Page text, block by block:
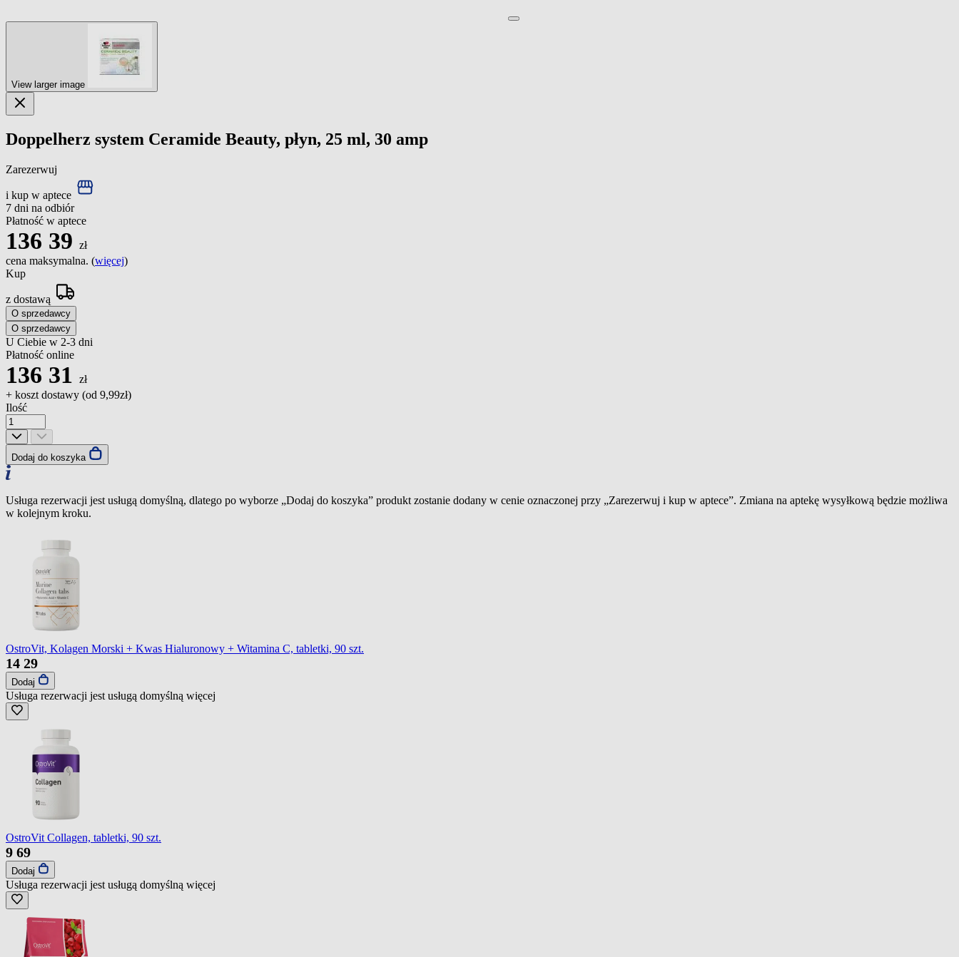
View larger image
Doppelherz system Ceramide Beauty, płyn, 25 ml, 30 amp
Zarezerwuj
i kup w aptece
7 dni na odbiór
Płatność w aptece
136 39 zł
cena maksymalna. (więcej)
Kup
z dostawą
O sprzedawcy
O sprzedawcy
U Ciebie w 2-3 dni
Płatność online
136 31
zł
+ koszt dostawy (od 9,99zł)
Ilość
Dodaj do koszyka
Usługa rezerwacji jest usługą domyślną, dlatego po wyborze „Dodaj do koszyka” produkt zostanie dodany w cenie oznaczonej przy „Zarezerwuj i kup w aptece”. Zmiana na aptekę wysyłkową będzie możliwa
w kolejnym kroku.
OstroVit, Kolagen Morski + Kwas Hialuronowy + Witamina C, tabletki, 90 szt.
14 29
Dodaj
Usługa rezerwacji jest usługą domyślną więcej
OstroVit Collagen, tabletki, 90 szt.
9 69
Dodaj
Usługa rezerwacji jest usługą domyślną więcej